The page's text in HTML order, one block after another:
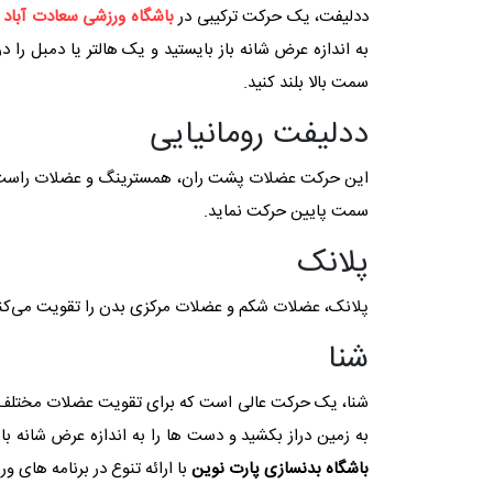
ددلیفت، یک حرکت ترکیبی درباشگاه ورزشی سعادت آباد
به اندازه عرض شانه باز بایستید و یک هالتر یا دمبل
سمت بالا بلند کنید.
ددلیفت رومانیایی
این حرکت عضلات پشت ران، همسترینگ و عضلات راست
سمت پایین حرکت نماید.
پلانک
پلانک، عضلات شکم و عضلات مرکزی بدن را تقویت
شنا
شنا، یک حرکت عالی است که برای تقویت عضلات
به زمین دراز بکشید و دست ‌ها را به اندازه عرض
باشگاه بدنسازی پارت نوین با ارائه تنوع در برنامه‌